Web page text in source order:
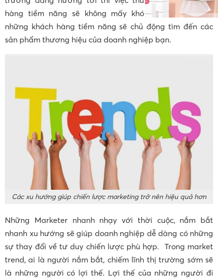
hàng tiềm năng sẽ không mấy khó khăn nữa. Chính
những khách hàng tiềm năng sẽ chủ động tìm đến các
sản phẩm thương hiệu của doanh nghiệp bạn.
Các xu hướng giúp chiến lược marketing trở nên hiệu quả hơn
Những Marketer nhanh nhạy với thời cuộc, nắm bắt
nhanh xu hướng sẽ giúp doanh nghiệp dễ dàng có những
sự thay đổi về tư duy chiến lược phù hợp. Trong market
trend, ai là người nắm bắt, chiếm lĩnh thị trường sớm sẽ
là những người có lợi thế. Lợi thế của những người đi